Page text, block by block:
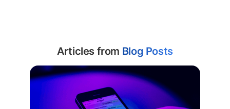
Articles from Blog Posts